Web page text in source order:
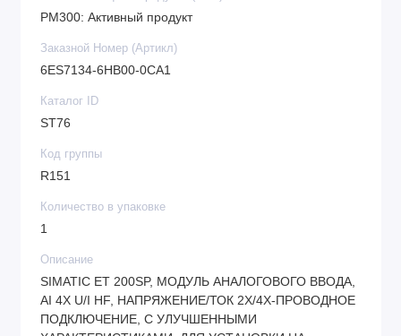
PM300: Активный продукт
Заказной Номер (Артикл)
6ES7134-6HB00-0CA1
Каталог ID
ST76
Код группы
R151
Количество в упаковке
1
Описание
SIMATIC ET 200SP, МОДУЛЬ АНАЛОГОВОГО ВВОДА,
AI 4X U/I HF, НАПРЯЖЕНИЕ/ТОК 2Х/4Х-ПРОВОДНОЕ
ПОДКЛЮЧЕНИЕ, С УЛУЧШЕННЫМИ